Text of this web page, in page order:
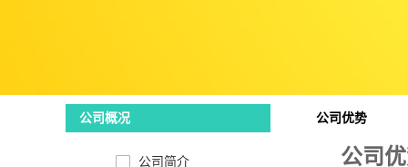
公司概况
公司简介
公司优势
公司